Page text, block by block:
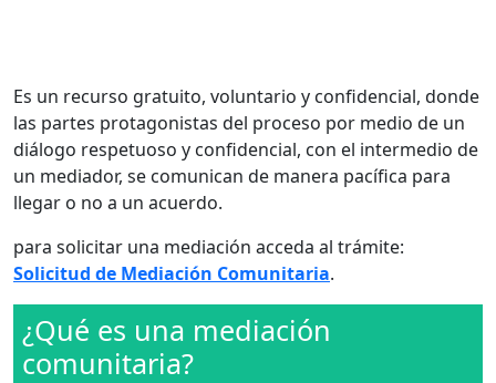
Es un recurso gratuito, voluntario y confidencial, donde
las partes protagonistas del proceso por medio de un
diálogo respetuoso y confidencial, con el intermedio de
un mediador, se comunican de manera pacífica para
llegar o no a un acuerdo.
para solicitar una mediación acceda al trámite:
Solicitud de Mediación Comunitaria.
¿Qué es una mediación
comunitaria?